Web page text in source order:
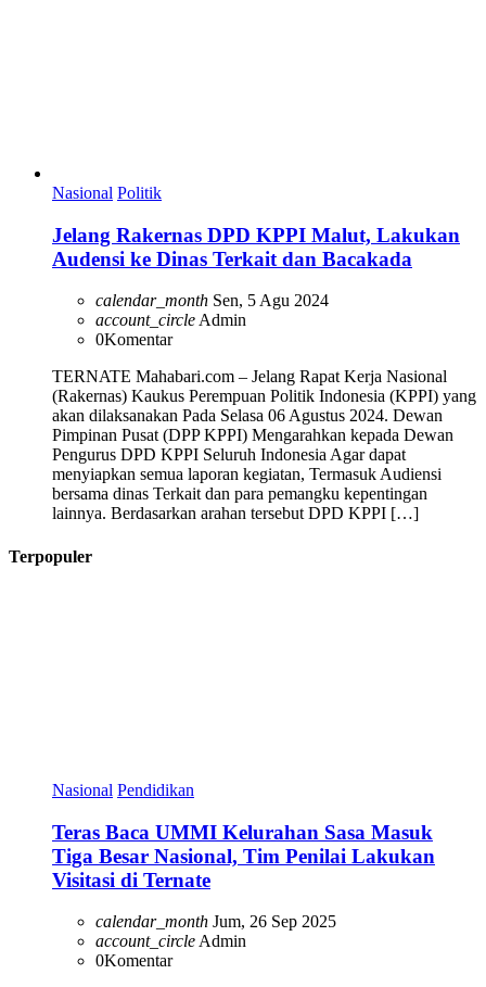
Nasional Politik
Jelang Rakernas DPD KPPI Malut, Lakukan
Audensi ke Dinas Terkait dan Bacakada
calendar_month Sen, 5 Agu 2024
account_circleAdmin
0Komentar
TERNATE Mahabari.com – Jelang Rapat Kerja Nasional
(Rakernas) Kaukus Perempuan Politik Indonesia (KPPI) yang
akan dilaksanakan Pada Selasa 06 Agustus 2024. Dewan
Pimpinan Pusat (DPP KPPI) Mengarahkan kepada Dewan
Pengurus DPD KPPI Seluruh Indonesia Agar dapat
menyiapkan semua laporan kegiatan, Termasuk Audiensi
bersama dinas Terkait dan para pemangku kepentingan
lainnya. Berdasarkan arahan tersebut DPD KPPI […]
Terpopuler
Nasional Pendidikan
Teras Baca UMMI Kelurahan Sasa Masuk
Tiga Besar Nasional, Tim Penilai Lakukan
Visitasi di Ternate
calendar_month Jum, 26 Sep 2025
account_circleAdmin
0Komentar